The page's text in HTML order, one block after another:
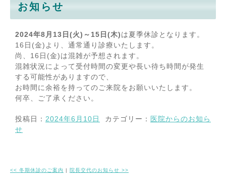
お知らせ
2024年8月13日(火)～15日(木)は夏季休診となります。
16日(金)より、通常通り診療いたします。
尚、16日(金)は混雑が予想されます。
混雑状況によって受付時間の変更や長い待ち時間が発生
する可能性がありますので、
お時間に余裕を持ってのご来院をお願いいたします。
何卒、ご了承ください。
投稿日： 2024年6月10日 カテゴリー： 医院からのお知ら
せ
<< 冬期休診のご案内 | 院長交代のお知らせ >>